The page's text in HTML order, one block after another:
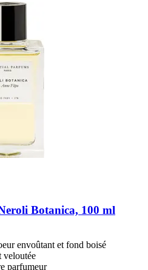
Botanica, 100 ml
envoûtant et fond boisé
veloutée
parfumeur